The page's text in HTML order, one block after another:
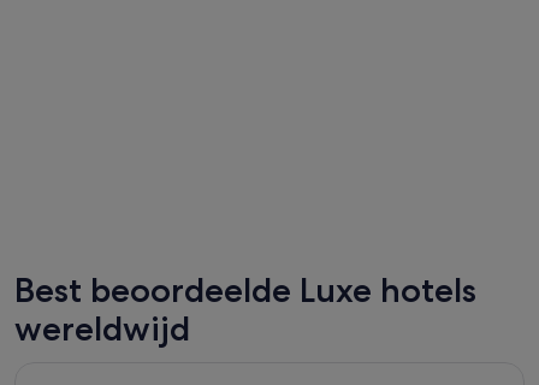
Las Vegas
189 luxehotels
New
Best beoordeelde Luxe hotels
wereldwijd